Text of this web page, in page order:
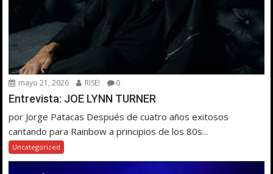
mayo 21, 2026 RISE! 0
Entrevista: JOE LYNN TURNER
por Jorge Patacas Después de cuatro años exitosos
cantando para Rainbow a principios de los 80s...
Uncategorized